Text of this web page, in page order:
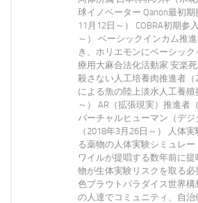
球イノベーター Qanon最初
11月12日～） COBRA初期参
～） ベーシックインカム推
き、ホリエモンにベーシッ
療用大麻合法化活動家 安楽
殺さない人工培養肉推進者（
による魚の陸上淡水人工養殖
～） AR（拡張現実）推進者
バーチャルヒューマン（デ
（2018年3月26日～） 人体
る薬物の人体実験シミュレ
ワイルが提唱する数年前に
物が生体実験リスクを取る
色プラウトパラダイス世界
の人達でコミュニティ、自